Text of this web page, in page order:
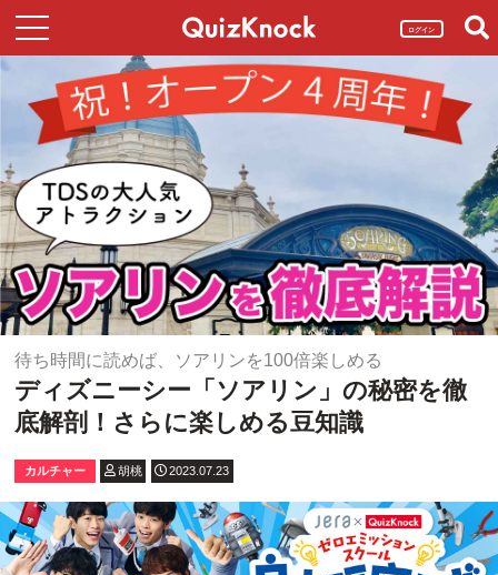
ログイン
待ち時間に読めば、ソアリンを100倍楽しめる
ディズニーシー「ソアリン」の秘密を徹
底解剖！さらに楽しめる豆知識
カルチャー 胡桃 2023.07.23